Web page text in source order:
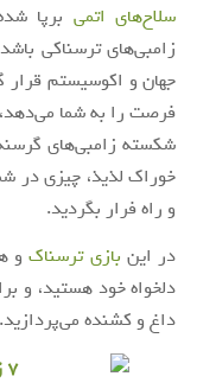
سلاح‌های اتمی برپا
زامبی‌های ترسناکی
فرصت را به شما می‌دهد،
شکسته زامبی‌های
خوراک لذیذ، چیزی در
و راه فرار بگردید.
در این بازی ترسناکو
دلخواه خود هستید، و
داغ و کشنده می‌پردازید.